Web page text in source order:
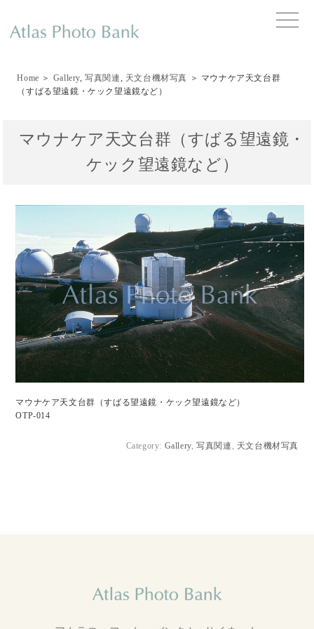
toggle
Home ＞ Gallery,写真関連, 天文台機材写真 ＞ マウナケア天文台群
（すばる望遠鏡・ケック望遠鏡など）
マウナケア天文台群（すばる望遠鏡・
ケック望遠鏡など）
マウナケア天文台群（すばる望遠鏡・ケック望遠鏡など）
OTP-014
Category: Gallery,写真関連 , 天文台機材写真